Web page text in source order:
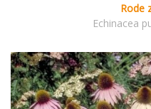
Rode
Echinacea